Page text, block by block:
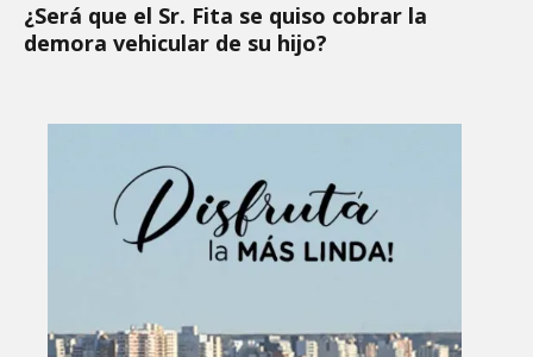
¿Será que el Sr. Fita se quiso cobrar la
demora vehicular de su hijo?